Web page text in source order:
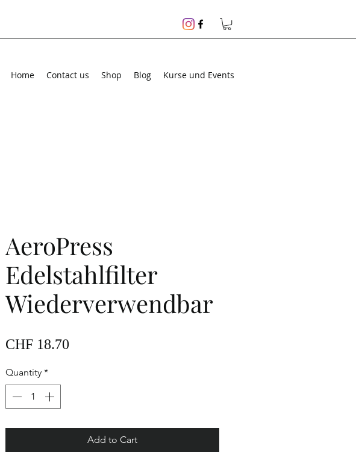
Home Contact us Shop Blog Kurse und Events
AeroPress
Edelstahlfilter
Wiederverwendbar
CHF 18.70
Quantity *
Add to Cart